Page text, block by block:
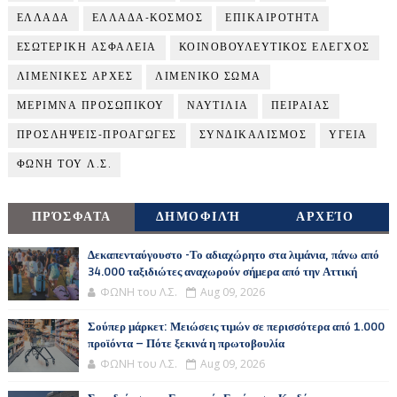
ΕΛΛΑΔΑ ΕΛΛΑΔΑ-ΚΟΣΜΟΣ ΕΠΙΚΑΙΡΟΤΗΤΑ
ΕΣΩΤΕΡΙΚΗ ΑΣΦΑΛΕΙΑ ΚΟΙΝΟΒΟΥΛΕΥΤΙΚΟΣ ΕΛΕΓΧΟΣ
ΛΙΜΕΝΙΚΕΣ ΑΡΧΕΣ ΛΙΜΕΝΙΚΟ ΣΩΜΑ
ΜΕΡΙΜΝΑ ΠΡΟΣΩΠΙΚΟΥ ΝΑΥΤΙΛΙΑ ΠΕΙΡΑΙΑΣ
ΠΡΟΣΛΗΨΕΙΣ-ΠΡΟΑΓΩΓΕΣ ΣΥΝΔΙΚΑΛΙΣΜΟΣ ΥΓΕΙΑ
ΦΩΝΗ ΤΟΥ Λ.Σ.
ΠΡΌΣΦΑΤΑ ΔΗΜΟΦΙΛΉ ΑΡΧΕΊΟ
Δεκαπενταύγουστο -Το αδιαχώρητο στα λιμάνια, πάνω από
34.000 ταξιδιώτες αναχωρούν σήμερα από την Αττική
ΦΩΝΗ του Λ.Σ. Aug 09, 2026
Σούπερ μάρκετ: Μειώσεις τιμών σε περισσότερα από 1.000
προϊόντα – Πότε ξεκινά η πρωτοβουλία
ΦΩΝΗ του Λ.Σ. Aug 09, 2026